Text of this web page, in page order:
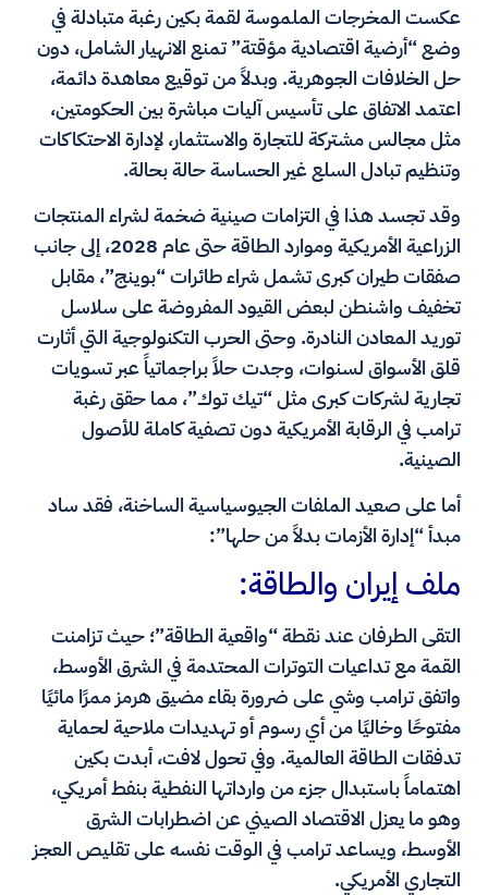
عكست المخرجات الملموسة لقمة بكين رغبة متبادلة في
وضع “أرضية اقتصادية مؤقتة” تمنع الانهيار الشامل، دون
حل الخلافات الجوهرية. وبدلاً من توقيع معاهدة دائمة،
اعتمد الاتفاق على تأسيس آليات مباشرة بين الحكومتين،
مثل مجالس مشتركة للتجارة والاستثمار، لإدارة الاحتكاكات
وتنظيم تبادل السلع غير الحساسة حالة بحالة.
وقد تجسد هذا في التزامات صينية ضخمة لشراء المنتجات
الزراعية الأمريكية وموارد الطاقة حتى عام 2028، إلى جانب
صفقات طيران كبرى تشمل شراء طائرات “بوينج”، مقابل
تخفيف واشنطن لبعض القيود المفروضة على سلاسل
توريد المعادن النادرة. وحتى الحرب التكنولوجية التي أثارت
قلق الأسواق لسنوات، وجدت حلاً براجماتياً عبر تسويات
تجارية لشركات كبرى مثل “تيك توك”، مما حقق رغبة
ترامب في الرقابة الأمريكية دون تصفية كاملة للأصول
الصينية.
أما على صعيد الملفات الجيوسياسية الساخنة، فقد ساد
مبدأ “إدارة الأزمات بدلاً من حلها”:
ملف إيران والطاقة:
التقى الطرفان عند نقطة “واقعية الطاقة”؛ حيث تزامنت
القمة مع تداعيات التوترات المحتدمة في الشرق الأوسط،
واتفق ترامب وشي على ضرورة بقاء مضيق هرمز ممرًا مائيًا
مفتوحًا وخاليًا من أي رسوم أو تهديدات ملاحية لحماية
تدفقات الطاقة العالمية. وفي تحول لافت، أبدت بكين
اهتماماً باستبدال جزء من وارداتها النفطية بنفط أمريكي،
وهو ما يعزل الاقتصاد الصيني عن اضطرابات الشرق
الأوسط، ويساعد ترامب في الوقت نفسه على تقليص العجز
التجاري الأمريكي.